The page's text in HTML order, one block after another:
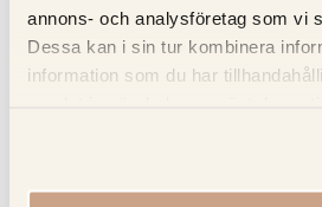
annons- och analysföretag som vi
Dessa kan i sin tur kombinera
information som du har
Specifikation
Recensioner